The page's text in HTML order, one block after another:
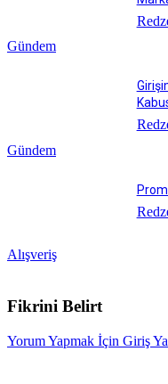
Gündem
Gündem
Alışveriş
Fikrini Belirt
Yorum Yapmak İçin Giriş